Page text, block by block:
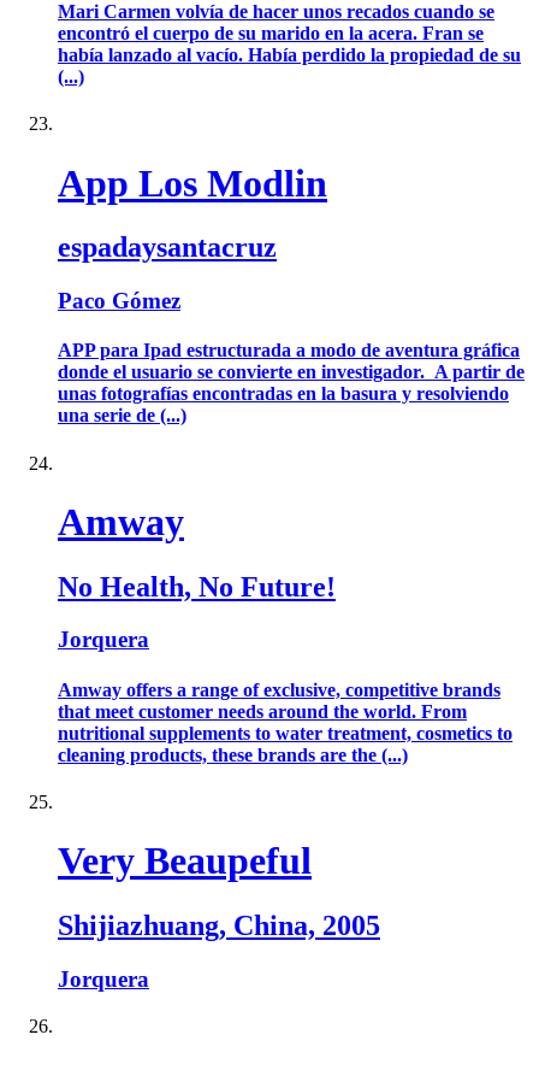
Mari Carmen volvía de hacer unos recados cuando se
encontró el cuerpo de su marido en la acera. Fran se
había lanzado al vacío. Había perdido la propiedad de su
(...)
App Los Modlin
espadaysantacruz
Paco Gómez
APP para Ipad estructurada a modo de aventura gráfica
donde el usuario se convierte en investigador. A partir de
unas fotografías encontradas en la basura y resolviendo
una serie de (...)
Amway
No Health, No Future!
Jorquera
Amway offers a range of exclusive, competitive brands
that meet customer needs around the world. From
nutritional supplements to water treatment, cosmetics to
cleaning products, these brands are the (...)
Very Beaupeful
Shijiazhuang, China, 2005
Jorquera